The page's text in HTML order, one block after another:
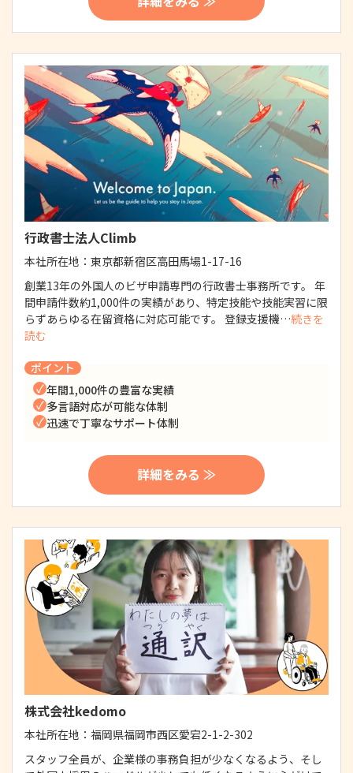
行政書士法人Climb
本社所在地： 東京都新宿区高田馬場1-17-16
創業13年の外国人のビザ申請専門の行政書士事務所です。 年
間申請件数約1,000件の実績があり、特定技能や技能実習に限
らずあらゆる在留資格に対応可能です。 登録支援機…続きを
読む
ポイント
年間1,000件の豊富な実績
多言語対応が可能な体制
迅速で丁寧なサポート体制
詳細をみる ≫
株式会社kedomo
本社所在地： 福岡県福岡市西区愛宕2-1-2-302
スタッフ全員が、企業様の事務負担が少なくなるよう、そし